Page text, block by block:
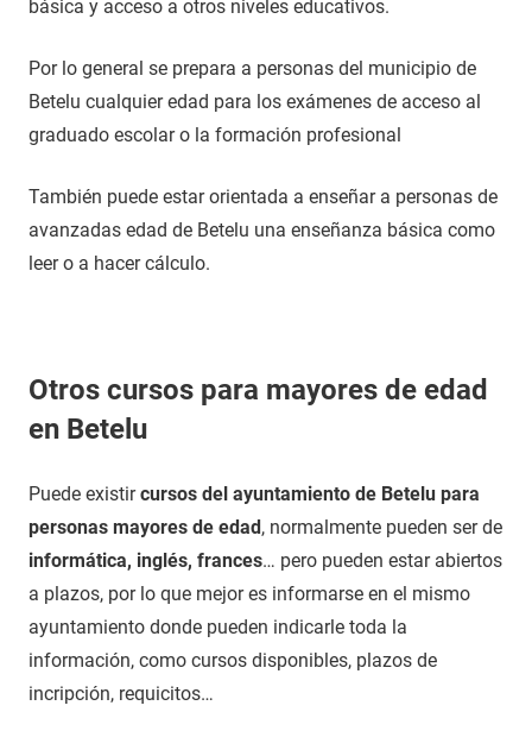
básica y acceso a otros niveles educativos.
Por lo general se prepara a personas del municipio de
Betelu cualquier edad para los exámenes de acceso al
graduado escolar o la formación profesional
También puede estar orientada a enseñar a personas de
avanzadas edad de Betelu una enseñanza básica como
leer o a hacer cálculo.
Otros cursos para mayores de edad
en Betelu
Puede existircursos del ayuntamiento de Betelu para
personas mayores de edad, normalmente pueden ser de
informática, inglés, frances… pero pueden estar abiertos
a plazos, por lo que mejor es informarse en el mismo
ayuntamiento donde pueden indicarle toda la
información, como cursos disponibles, plazos de
incripción, requicitos…